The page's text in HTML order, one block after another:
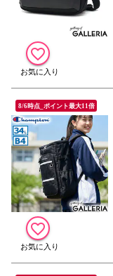
8/6時点_ポイント最大11倍